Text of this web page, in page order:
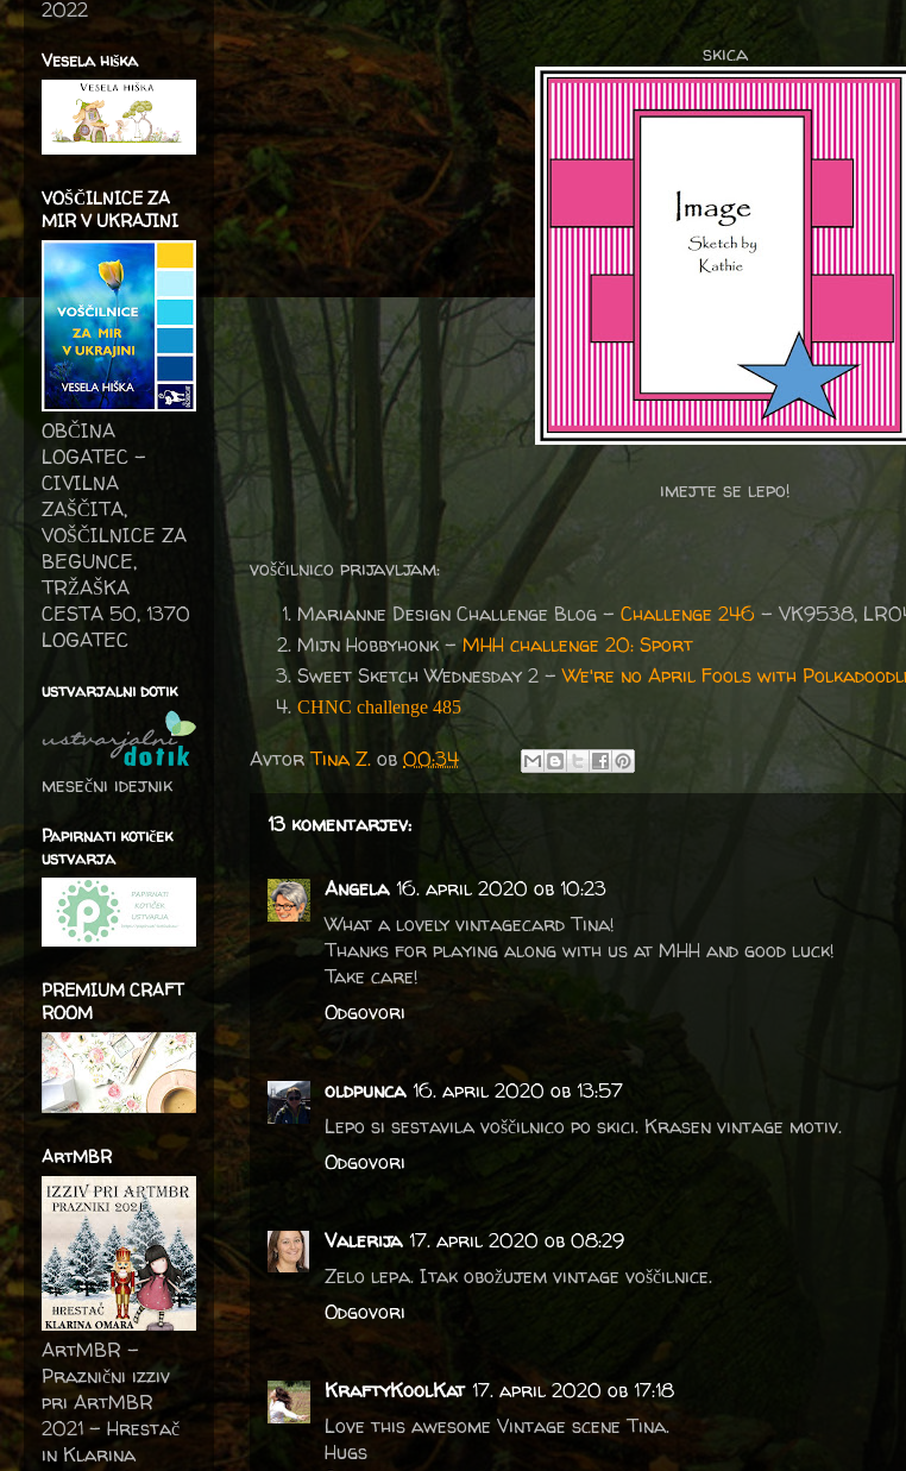
skica
imejte se lepo!
voščilnico prijavljam:
Marianne Design Challenge Blog – Challenge 246 - VK9538,
Mijn Hobbyhonk -MHH challenge 20: Sport
Sweet Sketch Wednesday 2 -We're no April Fools with
CHNC challenge 485
AvtorTina Z. ob 00:34
13 komentarjev:
Angela 16. april 2020 ob 10:23
What a lovely vintagecard Tina!
Thanks for playing along with us at MHH and good luck!
Take care!
Odgovori
oldpunca 16. april 2020 ob 13:57
Lepo si sestavila voščilnico po skici. Krasen vintage motiv.
Odgovori
Valerija 17. april 2020 ob 08:29
Zelo lepa. Itak obožujem vintage voščilnice.
Odgovori
KraftyKoolKat 17. april 2020 ob 17:18
Love this awesome Vintage scene Tina.
Hugs
2022
Vesela hiška
VOŠČILNICE ZA
MIR V UKRAJINI
OBČINA
LOGATEC -
CIVILNA
ZAŠČITA,
VOŠČILNICE ZA
BEGUNCE,
TRŽAŠKA
CESTA 50, 1370
LOGATEC
ustvarjalni dotik
mesečni idejnik
Papirnati kotiček
ustvarja
PREMIUM CRAFT
ROOM
ArtMBR
ArtMBR -
Praznični izziv
pri ArtMBR
2021 – Hrestač
in Klarina